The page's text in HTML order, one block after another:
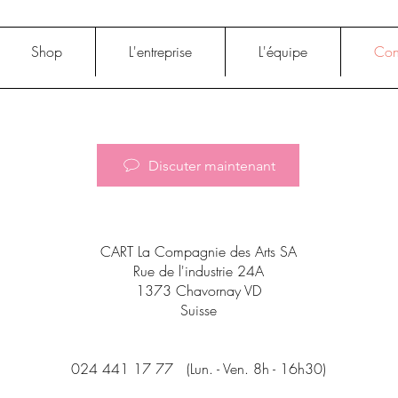
Shop L'entreprise L'équipe
Discuter maintenant
CART La Compagnie des Arts SA
Rue de l'industrie 24A
1373 Chavornay VD
Suisse
024 441 17 77 (Lun. - Ven. 8h - 16h30)